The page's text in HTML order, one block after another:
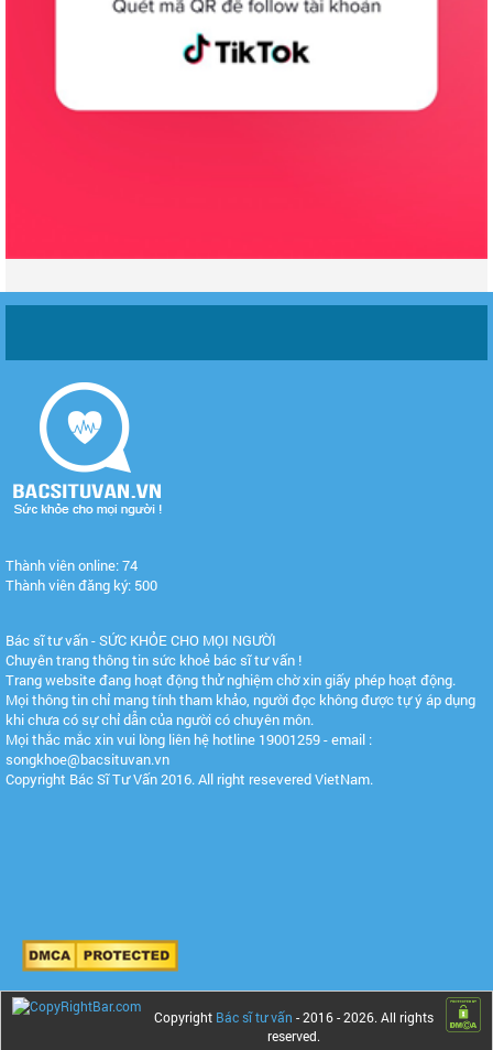
Thành viên online: 74
Thành viên đăng ký: 500
Bác sĩ tư vấn - SỨC KHỎE CHO MỌI NGƯỜI
Chuyên trang thông tin sức khoẻ bác sĩ tư vấn !
Trang website đang hoạt động thử nghiệm chờ xin giấy phép hoạt động.
Mọi thông tin chỉ mang tính tham khảo, người đọc không được tự ý áp dụng
khi chưa có sự chỉ dẫn của người có chuyên môn.
Mọi thắc mắc xin vui lòng liên hệ hotline 19001259 - email :
songkhoe@bacsituvan.vn
Copyright Bác Sĩ Tư Vấn 2016. All right resevered VietNam.
Copyright Bác sĩ tư vấn - 2016 -2026. All rights
reserved.